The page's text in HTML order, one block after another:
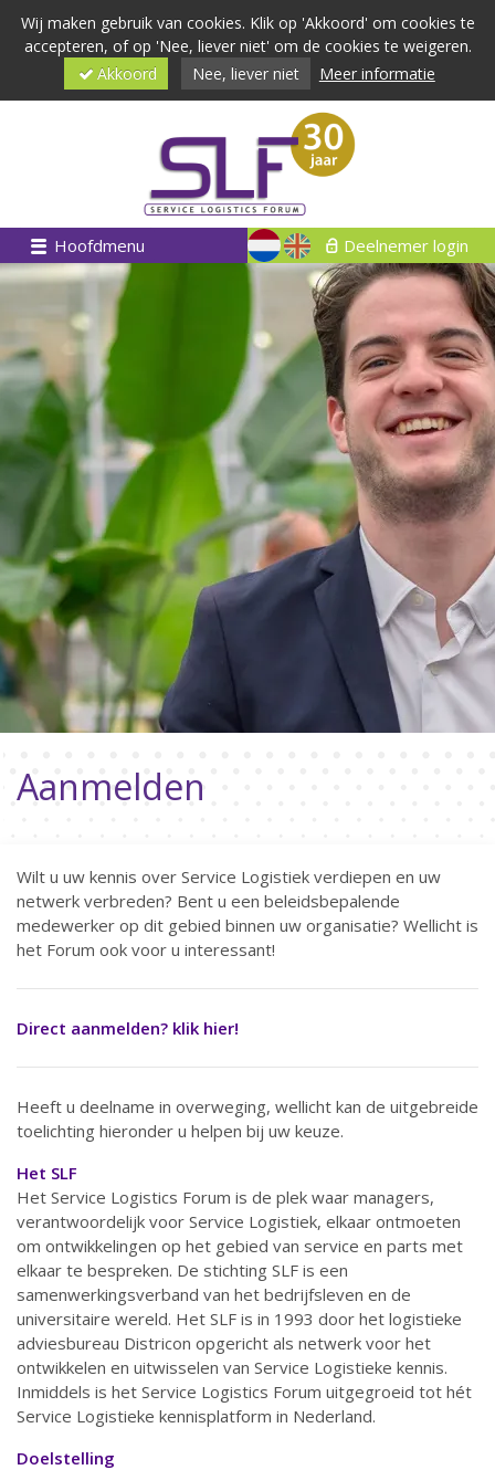
Wij maken gebruik van cookies. Klik op 'Akkoord' om cookies te
accepteren, of op 'Nee, liever niet' om de cookies te weigeren.
Akkoord
Nee, liever niet Meer informatie
Hoofdmenu Deelnemer login
Aanmelden
Wilt u uw kennis over Service Logistiek verdiepen en uw
netwerk verbreden? Bent u een beleidsbepalende
medewerker op dit gebied binnen uw organisatie? Wellicht is
het Forum ook voor u interessant!
Direct aanmelden? klik hier!
Heeft u deelname in overweging, wellicht kan de uitgebreide
toelichting hieronder u helpen bij uw keuze.
Het SLF
Het Service Logistics Forum is de plek waar managers,
verantwoordelijk voor Service Logistiek, elkaar ontmoeten
om ontwikkelingen op het gebied van service en parts met
elkaar te bespreken. De stichting SLF is een
samenwerkingsverband van het bedrijfsleven en de
universitaire wereld. Het SLF is in 1993 door het logistieke
adviesbureau Districon opgericht als netwerk voor het
ontwikkelen en uitwisselen van Service Logistieke kennis.
Inmiddels is het Service Logistics Forum uitgegroeid tot hét
Service Logistieke kennisplatform in Nederland.
Doelstelling